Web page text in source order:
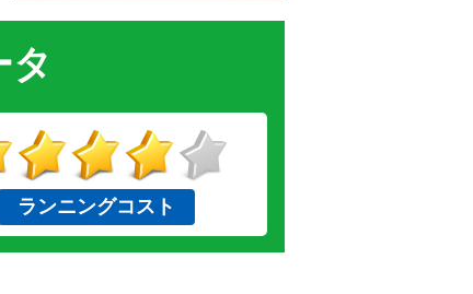
タ
ランニングコスト